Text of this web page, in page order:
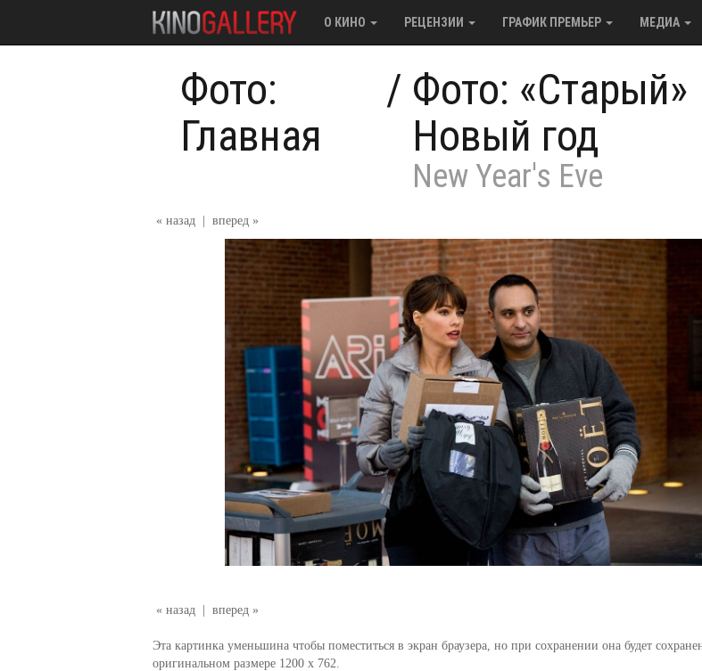
О КИНО РЕЦЕНЗИИ ГРАФИК ПРЕМЬЕР МЕДИА
Фото:
Главная
/ Фото: «Старый»
Новый год
New Year's Eve
« назад вперед »
« назад вперед »
Эта картинка уменьшина чтобы поместиться в экран браузера, но при сохранении она будет
оригинальном размере 1200 x 762.